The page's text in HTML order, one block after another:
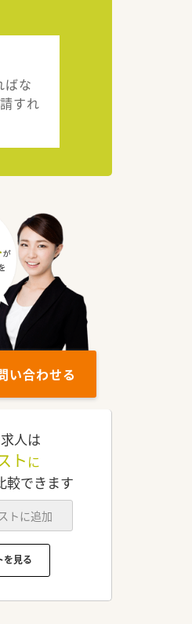
ばな
すれ
い合わせる
人は
ト に
較できます
トに追加
を見る